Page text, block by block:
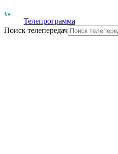
Телепрограмма
Поиск телепередач